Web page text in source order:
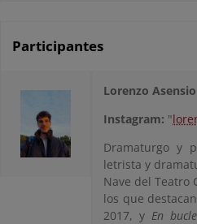
Participantes
Lorenzo Asensio
Instagram: "
Dramaturgo y
letrista y
Nave del Teatro
los que destacan
2017, y En bucle